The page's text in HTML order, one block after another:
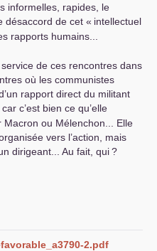
informelles, rapides, le
désaccord de cet « intellectuel
rapports humains...
de ces rencontres dans
où les communistes
rapport direct du militant
c’est bien ce qu’elle
Macron ou Mélenchon... Elle
vers l’action, mais
dirigeant... Au fait, qui?
2.pdf